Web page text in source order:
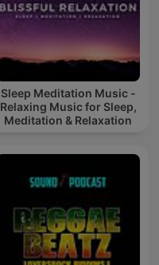
Sleep Meditation Music -
Relaxing Music for Sleep,
Meditation & Relaxation